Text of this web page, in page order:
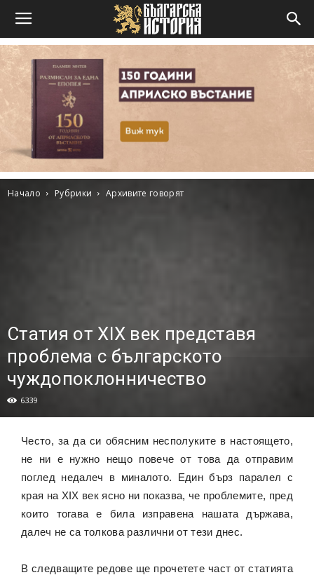
Начало Рубрики Архивите говорят
Статия от XIX век представя
проблема с българското
чуждопоклонничество
6339
Често, за да си обясним несполуките в настоящето,
не ни е нужно нещо повече от това да отправим
поглед недалеч в миналото. Един бърз паралел с
края на XIX век ясно ни показва, че проблемите, пред
които тогава е била изправена нашата държава,
далеч не са толкова различни от тези днес.
В следващите редове ще прочетете част от статията